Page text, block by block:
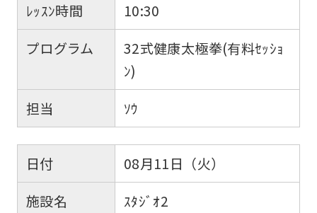
ﾚｯｽﾝ時間
10:30
プログラム
32式健康太極拳(有料ｾｯｼｮ
ﾝ)
担当
ｿｳ
日付
08月11日（火）
施設名
ｽﾀｼﾞｵ2